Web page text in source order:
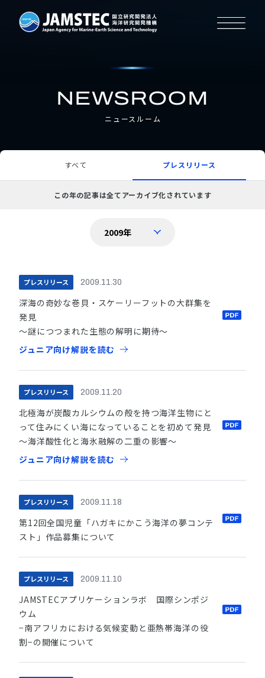
NEWSROOM
ニュースルーム
すべて プレスリリース
この年の記事は全てアーカイブ化されています
プレスリリース 2009.11.30
深海の奇妙な巻貝・スケーリーフットの大群集を
発見
〜謎につつまれた生態の解明に期待〜
ジュニア向け解説を読む
プレスリリース 2009.11.20
北極海が炭酸カルシウムの殻を持つ海洋生物にと
って住みにくい海になっていることを初めて発見
〜海洋酸性化と海氷融解の二重の影響〜
ジュニア向け解説を読む
プレスリリース 2009.11.18
第12回全国児童「ハガキにかこう海洋の夢コンテ
スト」作品募集について
プレスリリース 2009.11.10
JAMSTECアプリケーションラボ 国際シンポジ
ウム
−南アフリカにおける気候変動と亜熱帯海洋の役
割−の開催について